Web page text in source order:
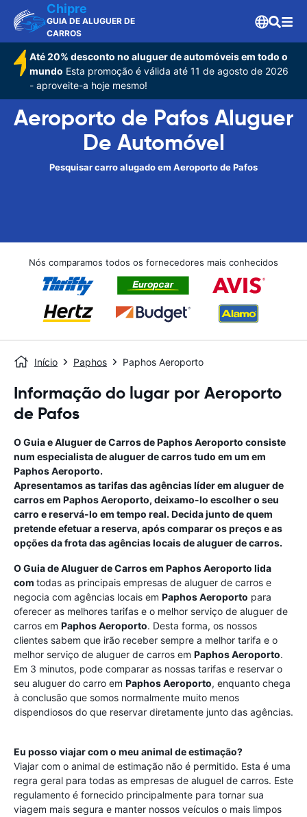
Chipre
GUIA DE ALUGUER DE
CARROS
Até 20% desconto no aluguer de automóveis em todo o
mundo Esta promoção é válida até 11 de agosto de 2026
- aproveite-a hoje mesmo!
Aeroporto de Pafos Aluguer
De Automóvel
Pesquisar carro alugado em Aeroporto de Pafos
Nós comparamos todos os fornecedores mais conhecidos
Início Paphos Paphos Aeroporto
Informação do lugar por Aeroporto
de Pafos
O Guia e Aluguer de Carros dePaphos Aeroporto consiste
num especialista de aluguer de carros tudo em um em
Paphos Aeroporto.
Apresentamos as tarifas das agências líder em aluguer de
carros em Paphos Aeroporto, deixamo-lo escolher o seu
carro e reservá-lo em tempo real. Decida junto de quem
pretende efetuar a reserva, após comparar os preços e as
opções da frota das agências locais de aluguer de carros.
O Guia de Aluguer de Carros em Paphos Aeroporto lida
com todas as principais empresas de aluguer de carros e
negocia com agências locais em Paphos Aeroporto para
oferecer as melhores tarifas e o melhor serviço de aluguer de
carros em Paphos Aeroporto. Desta forma, os nossos
clientes sabem que irão receber sempre a melhor tarifa e o
melhor serviço de aluguer de carros em Paphos Aeroporto.
Em 3 minutos, pode comparar as nossas tarifas e reservar o
seu aluguer do carro em Paphos Aeroporto, enquanto chega
à conclusão que somos normalmente muito menos
dispendiosos do que reservar diretamente junto das agências.
Eu posso viajar com o meu animal de estimação?
Viajar com o animal de estimação não é permitido. Esta é uma
regra geral para todas as empresas de aluguel de carros. Este
regulamento é fornecido principalmente para tornar sua
viagem mais segura e manter nossos veículos o mais limpos